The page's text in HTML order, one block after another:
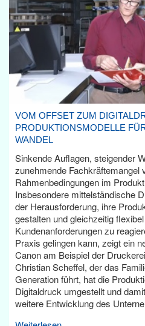
VOM OFFSET ZUM
PRODUKTIONSMODELLE
WANDEL
Sinkende Auflagen, steigender
zunehmende Fachkräftemangel
Rahmenbedingungen im
Insbesondere mittelständische
der Herausforderung, ihre
gestalten und gleichzeitig
Kundenanforderungen zu
Praxis gelingen kann, zeigt ein
Canon am Beispiel der
Christian Scheffel, der das
Generation führt, hat die
Digitaldruck umgestellt und
weitere Entwicklung des